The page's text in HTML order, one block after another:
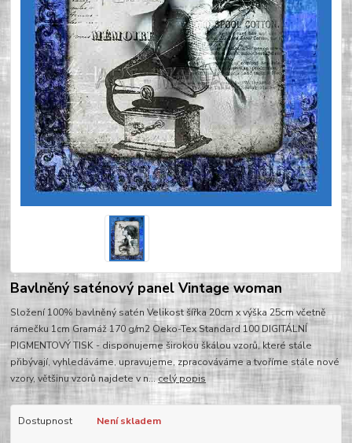
Bavlněný saténový panel Vintage woman
Složení 100% bavlněný satén Velikost šířka 20cm x výška 25cm včetně
rámečku 1cm Gramáž 170 g/m2 Oeko-Tex Standard 100 DIGITÁLNÍ
PIGMENTOVÝ TISK - disponujeme širokou škálou vzorů, které stále
přibývají, vyhledáváme, upravujeme, zpracováváme a tvoříme stále nové
vzory, většinu vzorů najdete v n...celý popis
Dostupnost Není skladem